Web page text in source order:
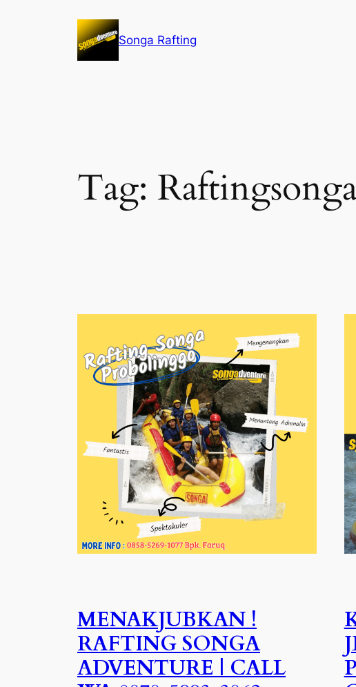
Songa Rafting
Tag:
MENAKJUBKAN !
RAFTING SONGA
ADVENTURE | CALL